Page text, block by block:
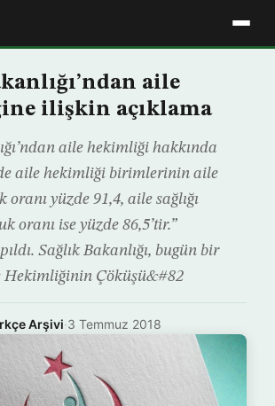
aile
ilişkin açıklama
aile hekimliği hakkında
aile hekimliği birimlerinin aile
yüzde 91,4, aile sağlığı
oranı ise yüzde 86,5’tir.”
Sağlık Bakanlığı, bugün bir
Hekimliğinin Çöküşü&#82
Arşivi·3 Temmuz 2018